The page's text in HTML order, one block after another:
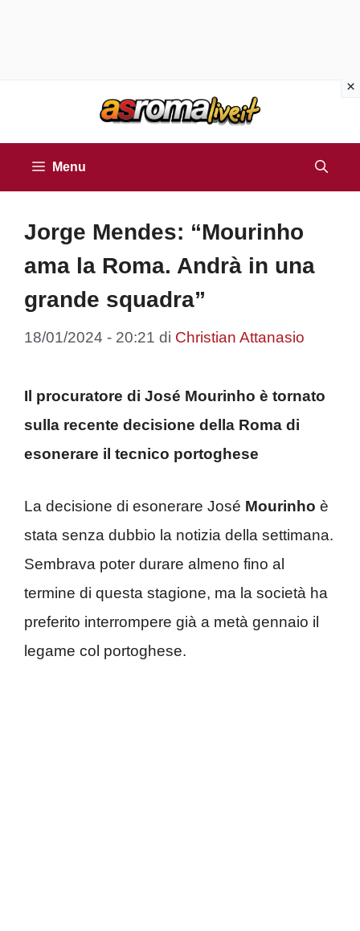
Menu
Jorge Mendes: “Mourinho
ama la Roma. Andrà in una
grande squadra”
18/01/2024 - 20:21 di Christian Attanasio
Il procuratore di José Mourinho è tornato
sulla recente decisione della Roma di
esonerare il tecnico portoghese
La decisione di esonerare José Mourinho è
stata senza dubbio la notizia della settimana.
Sembrava poter durare almeno fino al
termine di questa stagione, ma la società ha
preferito interrompere già a metà gennaio il
legame col portoghese.